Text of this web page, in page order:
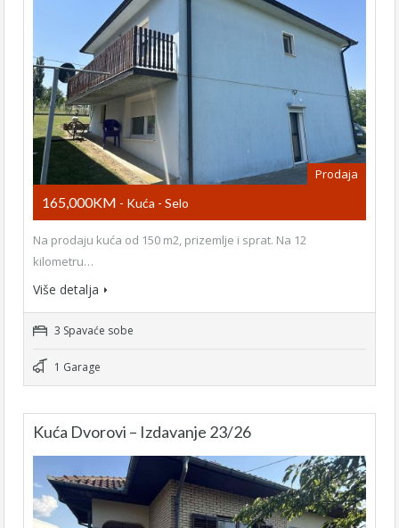
Prodaja
165,000KM - Kuća - Selo
Na prodaju kuća od 150 m2, prizemlje i sprat. Na 12
kilometru…
Više detalja
3 Spavaće sobe
1 Garage
Kuća Dvorovi – Izdavanje 23/26